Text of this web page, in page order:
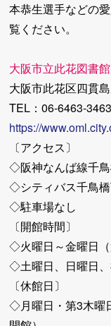
本恭生選手などの
覧ください。
大阪市立此花図書館
大阪市此花区四貫
TEL：06-6463-3463
https://
〔アクセス〕
◇阪神なんば線千
◇シティバス千鳥
◇駐車場なし
〔開館時間〕
◇火曜日～金曜日
◇土曜日、日曜日
〔休館日〕
◇月曜日・第3木曜